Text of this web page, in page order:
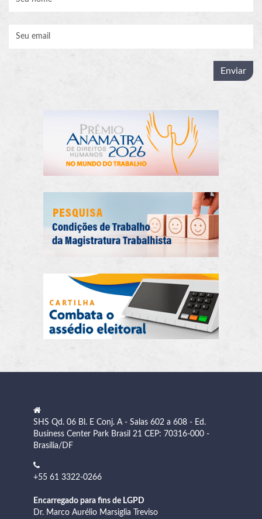
SHS Qd. 06 Bl. E Conj. A - Salas 602 a 608 - Ed.
Business Center Park Brasil 21 CEP: 70316-000 -
Brasília/DF
+55 61 3322-0266
Encarregado para fins de LGPD
Dr. Marco Aurélio Marsiglia Treviso